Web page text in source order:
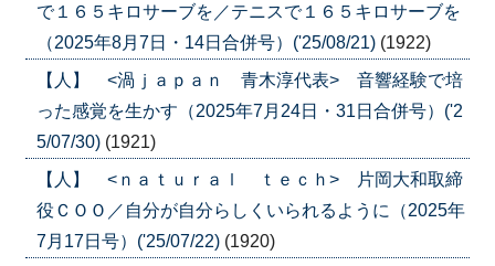
で１６５キロサーブを／テニスで１６５キロサーブを
（2025年8月7日・14日合併号）('25/08/21) (1922)
【人】 <渦ｊａｐａｎ 青木淳代表> 音響経験で培
った感覚を生かす（2025年7月24日・31日合併号）('2
5/07/30) (1921)
【人】 <ｎａｔｕｒａｌ ｔｅｃｈ> 片岡大和取締
役ＣＯＯ／自分が自分らしくいられるように（2025年
7月17日号）('25/07/22) (1920)